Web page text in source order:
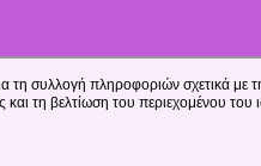
τη συλλογή πληροφοριών σχετικά με
τη βελτίωση του περιεχομένου του